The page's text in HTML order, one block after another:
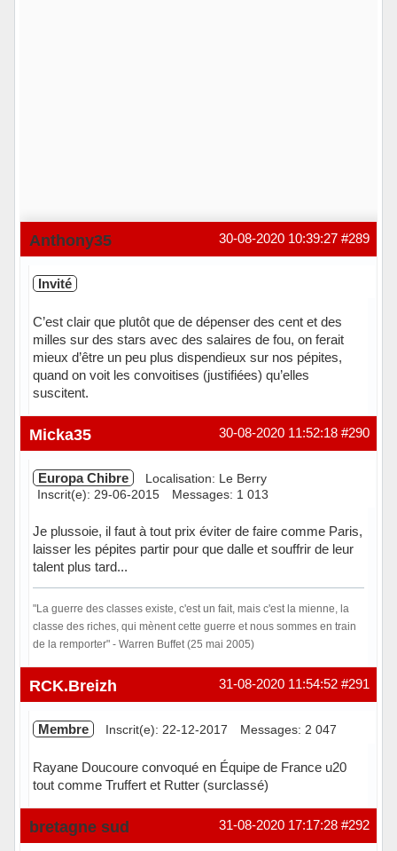
#289
30-08-2020 10:39:27
Anthony35
Invité
C’est clair que plutôt que de dépenser des cent et des
milles sur des stars avec des salaires de fou, on ferait
mieux d’être un peu plus dispendieux sur nos pépites,
quand on voit les convoitises (justifiées) qu’elles
suscitent.
#290
30-08-2020 11:52:18
Micka35
Europa Chibre
Localisation: Le Berry
Inscrit(e): 29-06-2015
Messages: 1 013
Je plussoie, il faut à tout prix éviter de faire comme Paris,
laisser les pépites partir pour que dalle et souffrir de leur
talent plus tard...
"La guerre des classes existe, c'est un fait, mais c'est la mienne, la
classe des riches, qui mènent cette guerre et nous sommes en train
de la remporter" - Warren Buffet (25 mai 2005)
Hors ligne #291
31-08-2020 11:54:52
RCK.Breizh
Membre Inscrit(e): 22-12-2017 Messages: 2 047
Rayane Doucoure convoqué en Équipe de France u20
tout comme Truffert et Rutter (surclassé)
Hors ligne #292
31-08-2020 17:17:28
bretagne sud